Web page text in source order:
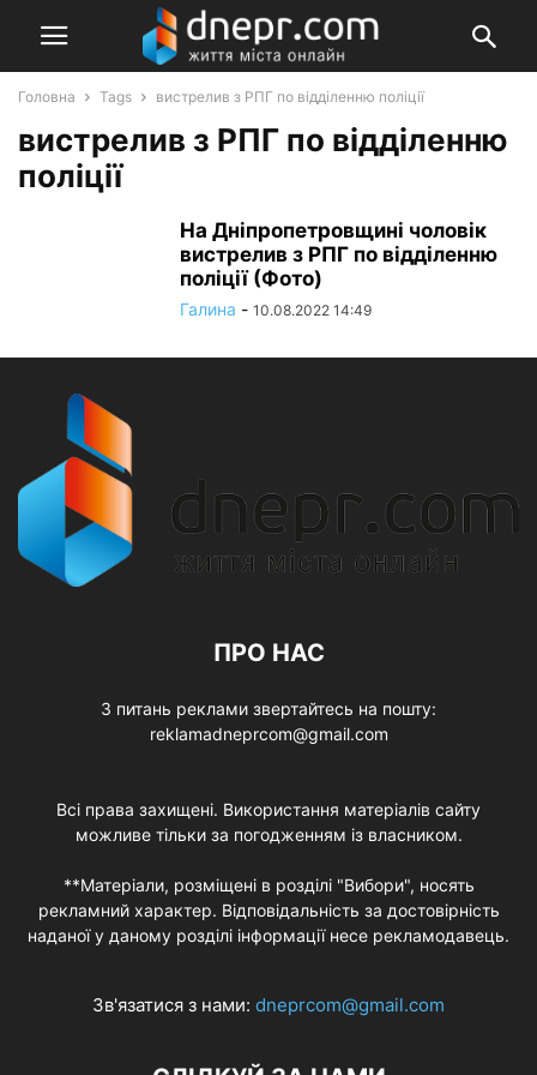
Головна Tags вистрелив з РПГ по відділенню поліції
вистрелив з РПГ по відділенню
поліції
На Дніпропетровщині чоловік
вистрелив з РПГ по відділенню
поліції (Фото)
Галина - 10.08.2022 14:49
ПРО НАС
З питань реклами звертайтесь на пошту:
reklamadneprcom@gmail.com
Всі права захищені. Використання матеріалів сайту
можливе тільки за погодженням із власником.
**Матеріали, розміщені в розділі "Вибори", носять
рекламний характер. Відповідальність за достовірність
наданої у даному розділі інформації несе рекламодавець.
Зв'язатися з нами: dneprcom@gmail.com